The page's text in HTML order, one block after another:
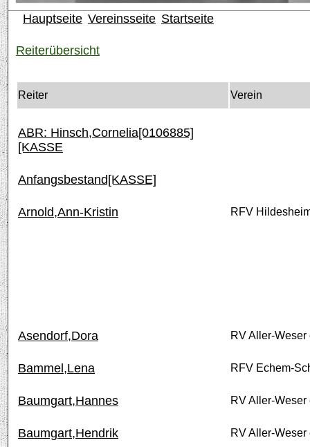
Hauptseite Vereinsseite Startseite
Reiterübersicht
Reiter Verein
ABR: Hinsch,Cornelia[0106885]
[KASSE
Anfangsbestand[KASSE]
Arnold,Ann-Kristin RFV
Asendorf,Dora RV Aller-Weser
Bammel,Lena RFV Echem-
Baumgart,Hannes RV Aller-Weser
Baumgart,Hendrik RV Aller-Weser